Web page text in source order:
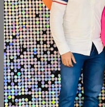
ومساعدتكم في اختيار